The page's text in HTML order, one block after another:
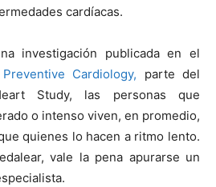
cardíacas.
investigación publicada en el
Preventive Cardiology, parte del
Study, las personas que
o intenso viven, en promedio,
quienes lo hacen a ritmo lento.
vale la pena apurarse un
.